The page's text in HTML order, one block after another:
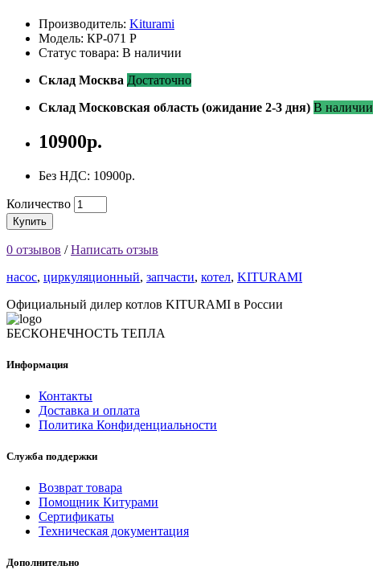
Производитель: Kiturami
Модель: КР-071 Р
Статус товара: В наличии
Склад Москва Достаточно
Склад Московская область (ожидание 2-3 дня) В наличии
10900р.
Без НДС: 10900р.
Количество
Купить
0 отзывов /Написать отзыв
насос, циркуляционный, запчасти, котел, KITURAMI
Официальный дилер котлов KITURAMI в России
БЕСКОНЕЧНОСТЬ ТЕПЛА
Информация
Контакты
Доставка и оплата
Политика Конфиденциальности
Служба поддержки
Возврат товара
Помощник Китурами
Сертификаты
Техническая документация
Дополнительно